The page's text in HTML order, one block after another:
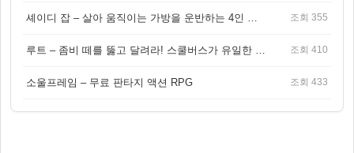
조회 355
조회 410
소울프레임 – 무료 판타지 액션 RPG 조회 433